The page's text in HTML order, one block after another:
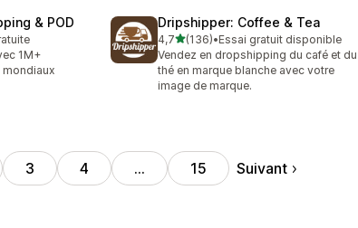
& POD
1M+
Dripshipper: Coffee & Tea
4,7étoile(s) sur 5
(136)
136 avis au total
•Essai gratuit disponible
Vendez en dropshipping du café et du
thé en marque blanche avec votre
image de marque.
3 4 … 15 Suivant